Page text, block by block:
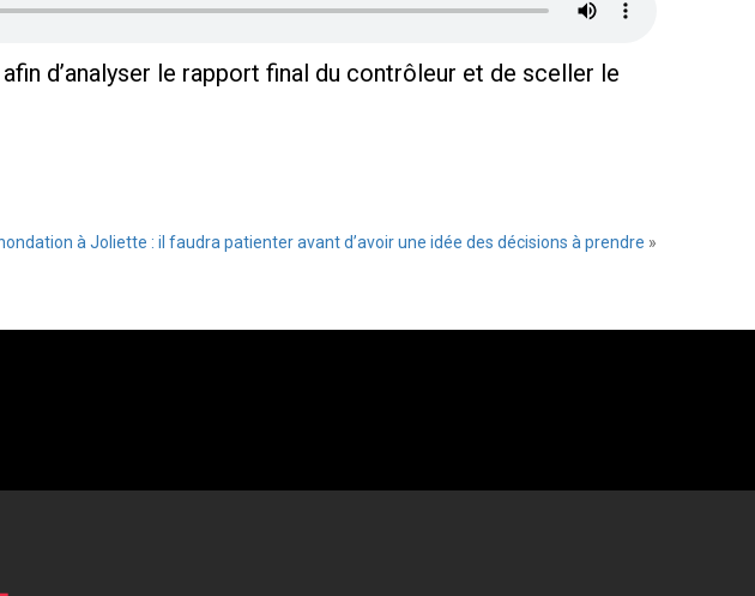
d’analyser le rapport final du contrôleur et de sceller le
à Joliette : il faudra patienter avant d’avoir une idée des décisions à prendre »